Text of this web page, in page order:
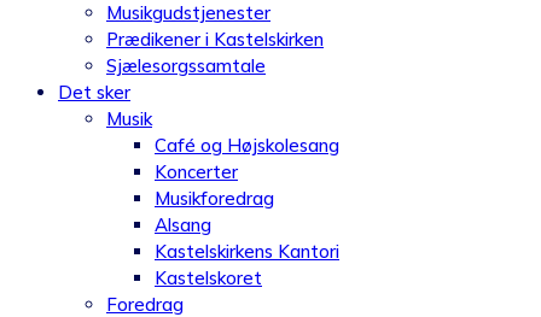
Musikgudstjenester
Prædikener i Kastelskirken
Sjælesorgssamtale
Det sker
Musik
Café og Højskolesang
Koncerter
Musikforedrag
Alsang
Kastelskirkens Kantori
Kastelskoret
Foredrag